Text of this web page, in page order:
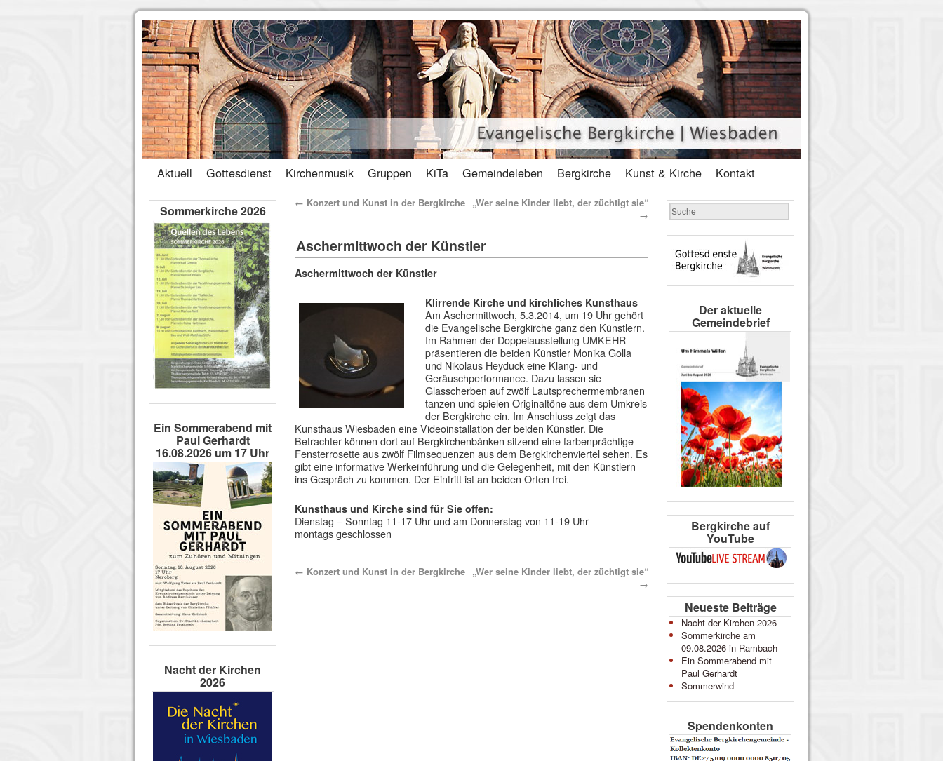
Aktuell Gottesdienst Kirchenmusik Gruppen KiTa Gemeindeleben Bergkirche Kunst & Kirche Kontakt
← Konzert und Kunst in der Bergkirche „Wer seine Kinder liebt, der züchtigt sie“
→
Aschermittwoch der Künstler
Aschermittwoch der Künstler
Klirrende Kirche und kirchliches Kunsthaus
Am Aschermittwoch, 5.3.2014, um 19 Uhr gehört
die Evangelische Bergkirche ganz den Künstlern.
Im Rahmen der Doppelausstellung UMKEHR
präsentieren die beiden Künstler Monika Golla
und Nikolaus Heyduck eine Klang- und
Geräuschperformance. Dazu lassen sie
Glasscherben auf zwölf Lautsprechermembranen
tanzen und spielen Originaltöne aus dem Umkreis
der Bergkirche ein. Im Anschluss zeigt das
Kunsthaus Wiesbaden eine Videoinstallation der beiden Künstler. Die
Betrachter können dort auf Bergkirchenbänken sitzend eine farbenprächtige
Fensterrosette aus zwölf Filmsequenzen aus dem Bergkirchenviertel sehen. Es
gibt eine informative Werkeinführung und die Gelegenheit, mit den Künstlern
ins Gespräch zu kommen. Der Eintritt ist an beiden Orten frei.
Kunsthaus und Kirche sind für Sie offen:
Dienstag – Sonntag 11-17 Uhr und am Donnerstag von 11-19 Uhr
montags geschlossen
← Konzert und Kunst in der Bergkirche „Wer seine Kinder liebt, der züchtigt sie“
→
Sommerkirche 2026
Ein Sommerabend mit
Paul Gerhardt
16.08.2026 um 17 Uhr
Nacht der Kirchen
2026
Der aktuelle
Gemeindebrief
Bergkirche auf
YouTube
Neueste Beiträge
Nacht der Kirchen 2026
Sommerkirche am
09.08.2026 in Rambach
Ein Sommerabend mit
Paul Gerhardt
Sommerwind
Spendenkonten